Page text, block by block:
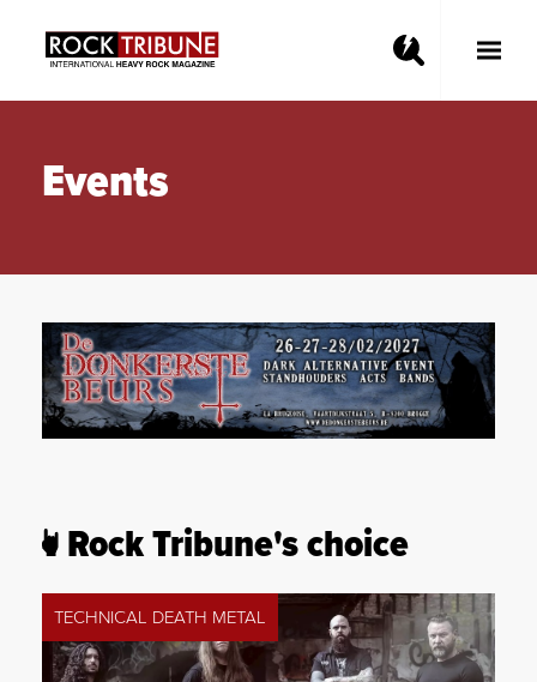
Toggle
Events
Rock Tribune's choice
TECHNICAL DEATH METAL